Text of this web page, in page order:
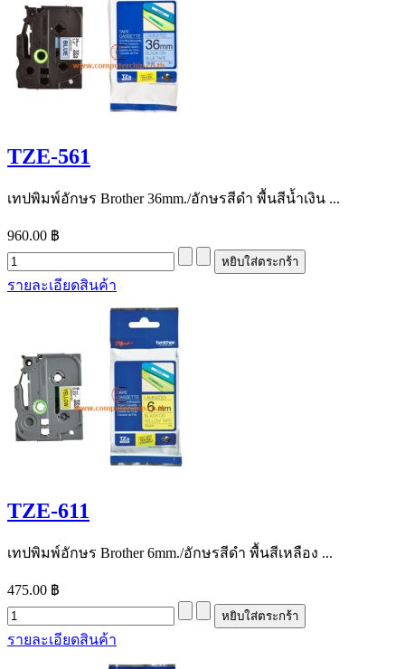
TZE-561
เทปพิมพ์อักษร Brother 36mm./อักษรสีดำ พื้นสีน้ำเงิน ...
960.00 ฿
รายละเอียดสินค้า
TZE-611
เทปพิมพ์อักษร Brother 6mm./อักษรสีดำ พื้นสีเหลือง ...
475.00 ฿
รายละเอียดสินค้า